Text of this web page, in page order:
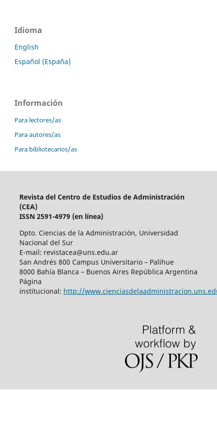
Idioma
English
Español (España)
Información
Para lectores/as
Para autores/as
Para bibliotecarios/as
Revista del Centro de Estudios de Administración
(CEA)
ISSN 2591-4979 (en línea)
Dpto. Ciencias de la Administración, Universidad
Nacional del Sur
E-mail: revistacea@uns.edu.ar
San Andrés 800 Campus Universitario – Palihue
8000 Bahía Blanca – Buenos Aires República Argentina
Página
institucional: http://